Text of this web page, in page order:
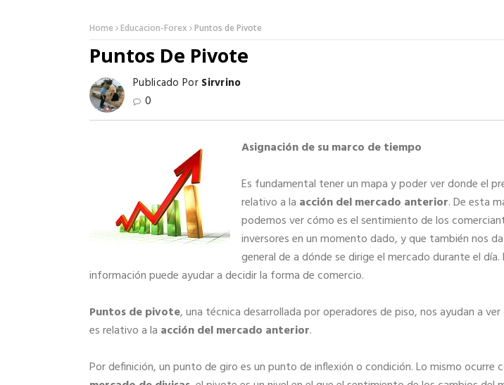
Home Educacion-Forex Puntos de Pivote
Puntos De Pivote
Publicado Por Sirvrino
0
Asignación de su marco de tiempo
Es fundamental tener un mapa y poder ver donde el
relativo a la acción del mercado anterior. De esta
podemos ver cómo es el sentimiento de los
inversores en un momento dado, y que también nos
general de a dónde se dirige el mercado durante el día.
información puede ayudar a decidir la forma de comercio.
Puntos de pivote, una técnica desarrollada por operadores de piso, nos ayudan a
es relativo a la acción del mercado anterior.
Por definición, un punto de giro es un punto de inflexión o condición. Lo mismo ocurre